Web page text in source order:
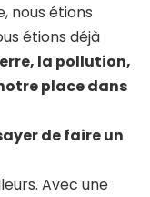
nous étions
étions déjà
la pollution,
place dans
de faire un
Avec une